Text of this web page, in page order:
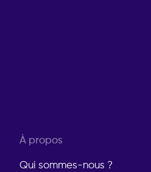
À propos
Qui sommes-nous ?